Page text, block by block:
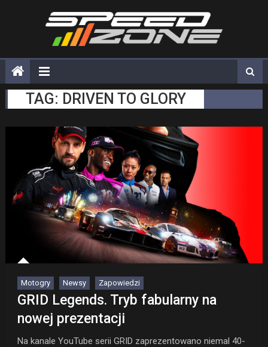
TAG: DRIVEN TO GLORY
Motogry Newsy Zapowiedzi
GRID Legends. Tryb fabularny na
nowej prezentacji
Na kanale YouTube serii GRID zaprezentowano niemal 40-